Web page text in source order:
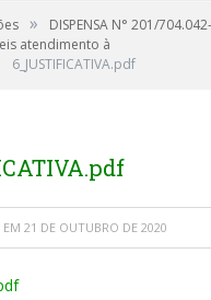
»
DISPENSA N° 201/
atendimento à
6_JUSTIFICATIVA.pdf
EM 21 DE OUTUBRO DE 2020